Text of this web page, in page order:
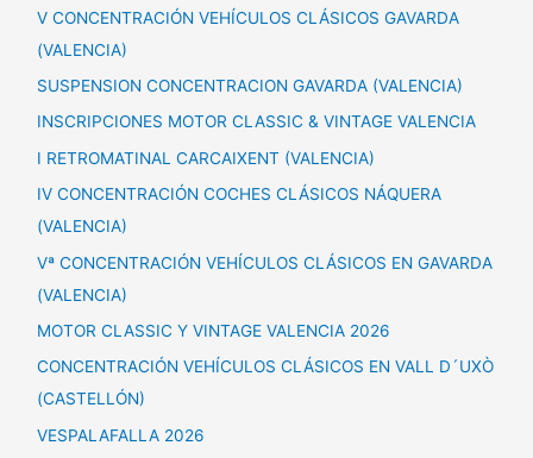
V CONCENTRACIÓN VEHÍCULOS CLÁSICOS GAVARDA
(VALENCIA)
SUSPENSION CONCENTRACION GAVARDA (VALENCIA)
INSCRIPCIONES MOTOR CLASSIC & VINTAGE VALENCIA
I RETROMATINAL CARCAIXENT (VALENCIA)
IV CONCENTRACIÓN COCHES CLÁSICOS NÁQUERA
(VALENCIA)
Vª CONCENTRACIÓN VEHÍCULOS CLÁSICOS EN GAVARDA
(VALENCIA)
MOTOR CLASSIC Y VINTAGE VALENCIA 2026
CONCENTRACIÓN VEHÍCULOS CLÁSICOS EN VALL D´UXÒ
(CASTELLÓN)
VESPALAFALLA 2026